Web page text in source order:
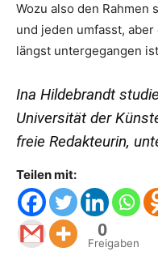
Wozu also den Rahmen
und jeden umfasst,
längst untergegangen
Ina Hildebrandt
Universität der
freie Redakteurin,
Teilen mit:
0
Freigaben